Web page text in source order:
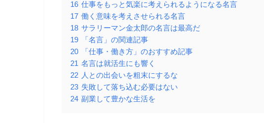
16 仕事をもっと気楽に考えられるようになる名言
17 働く意味を考えさせられる名言
18 サラリーマン金太郎の名言は最高だ
19
「名言」の関連記事
20
「仕事・働き方」のおすすめ記事
21 名言は就活生にも響く
22 人との出会いを粗末にするな
23 失敗して落ち込む必要はない
24 副業して豊かな生活を